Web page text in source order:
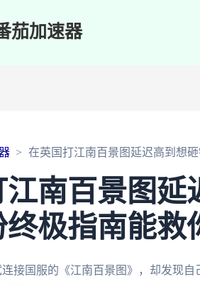
茄加速器
在英国打江南百景图延迟高到想
江南百景图延
终极指南能救
接国服的《江南百景图》，却发现自